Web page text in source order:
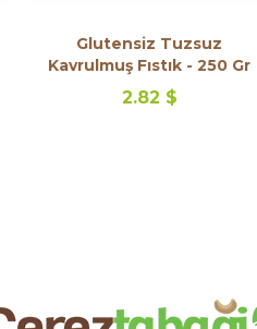
Glutensiz Tuzsuz
Kavrulmuş Fıstık - 250 Gr
2.82 $